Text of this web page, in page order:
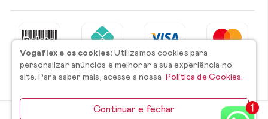
Vogaflex e os cookies: Utilizamos cookies para
personalizar anúncios e melhorar a sua experiência no
site. Para saber mais, acesse a nossa
Política de Cookies.
Continuar e fechar